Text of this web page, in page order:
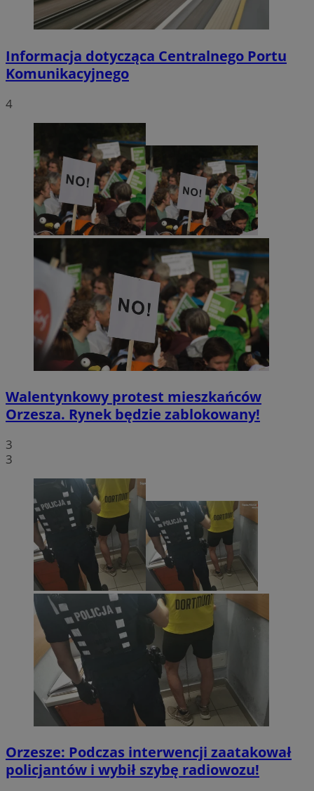
Informacja dotycząca Centralnego Portu
Komunikacyjnego
4
Walentynkowy protest mieszkańców
Orzesza. Rynek będzie zablokowany!
3
3
Orzesze: Podczas interwencji zaatakował
policjantów i wybił szybę radiowozu!